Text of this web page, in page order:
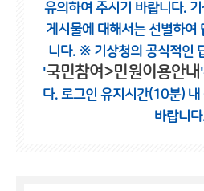
유의하여 주시기 바랍니다.
게시물에 대해서는 선별하여
니다. ※ 기상청의 공식적인
'국민참여>민원이용안내
다. 로그인 유지시간(10분) 내
바랍니